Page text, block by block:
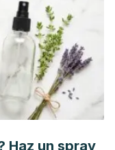
Haz un spray